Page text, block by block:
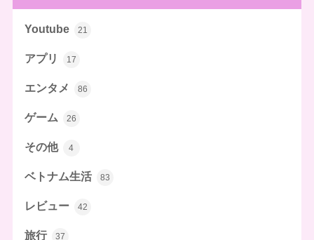
Youtube 21
アプリ 17
エンタメ 86
ゲーム 26
その他 4
ベトナム生活 83
レビュー 42
旅行 37